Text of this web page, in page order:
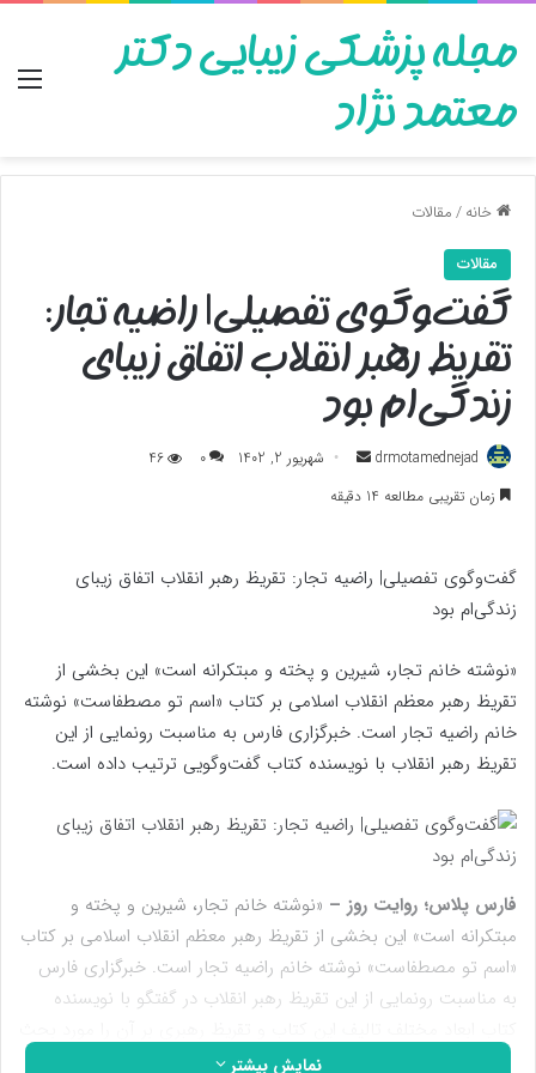
مجله پزشکی زیبایی دکتر
معتمد نژاد
خانه/مقالات
مقالات
گفت‌وگوی تفصیلی| راضیه تجار:
تقریظ رهبر انقلاب اتفاق زیبای
زندگی‌ام بود
drmotamednejad
ارسال
به
شهریور 2, 1402 0
46
زمان تقریبی مطالعه 14 دقیقه
گفت‌وگوی تفصیلی| راضیه تجار: تقریظ رهبر انقلاب اتفاق زیبای
زندگی‌ام بود
«نوشته خانم تجار، شیرین و پخته و مبتکرانه است» این بخشی از
تقریظ رهبر معظم انقلاب اسلامی بر کتاب «اسم تو مصطفاست» نوشته‌
خانم راضیه تجار است. خبرگزاری فارس به مناسبت رونمایی از این
تقریظ رهبر انقلاب با نویسنده کتاب گفت‌وگویی ترتیب داده است.
فارس پلاس؛ روایت روز – «نوشته خانم تجار، شیرین و پخته و
مبتکرانه است» این بخشی از تقریظ رهبر معظم انقلاب اسلامی بر کتاب
«اسم تو مصطفاست» نوشته‌ خانم راضیه تجار است. خبرگزاری فارس
به مناسبت رونمایی از این تقریظ رهبر انقلاب در گفتگو با نویسنده‌
و بررسی قرار داده است. روایت نویسنده از ویژگی‌های شخصیتی شهید
نمایش بیشتر